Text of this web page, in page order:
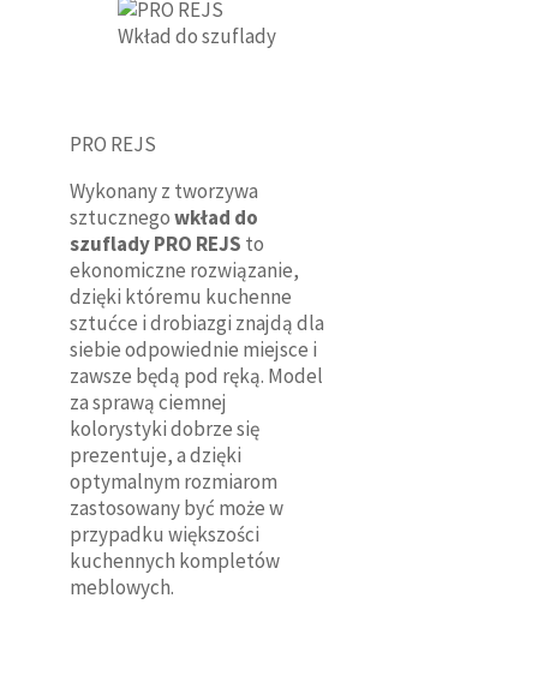
PRO REJS
Wykonany z tworzywa
sztucznegowkład do
szuflady PRO REJS to
ekonomiczne rozwiązanie,
dzięki któremu kuchenne
sztućce i drobiazgi znajdą dla
siebie odpowiednie miejsce i
zawsze będą pod ręką. Model
za sprawą ciemnej
kolorystyki dobrze się
prezentuje, a dzięki
optymalnym rozmiarom
zastosowany być może w
przypadku większości
kuchennych kompletów
meblowych.